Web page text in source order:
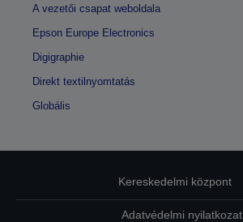
A vezetői csapat weboldala
Epson Europe Electronics
Digigraphie
Direkt textilnyomtatás
Globális
Kereskedelmi központ
Adatvédelmi nyilatkozat